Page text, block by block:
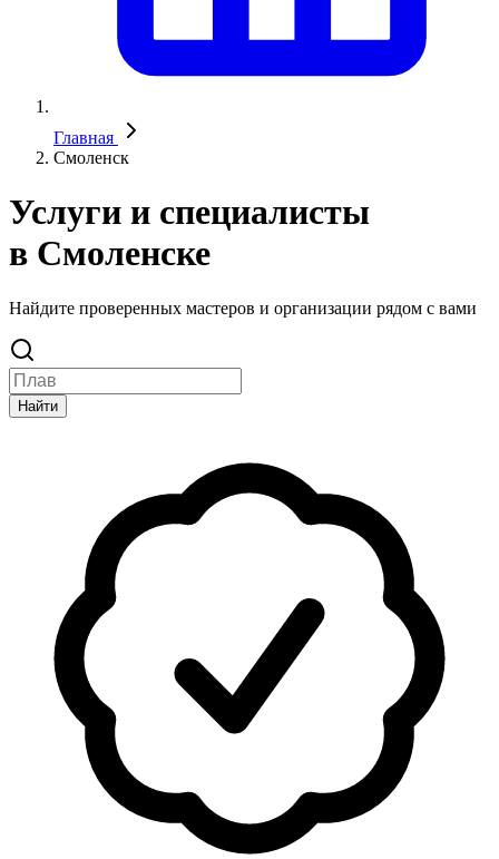
Главная
Смоленск
Услуги и специалисты
в Смоленске
Найдите проверенных мастеров и организации рядом с вами
Найти